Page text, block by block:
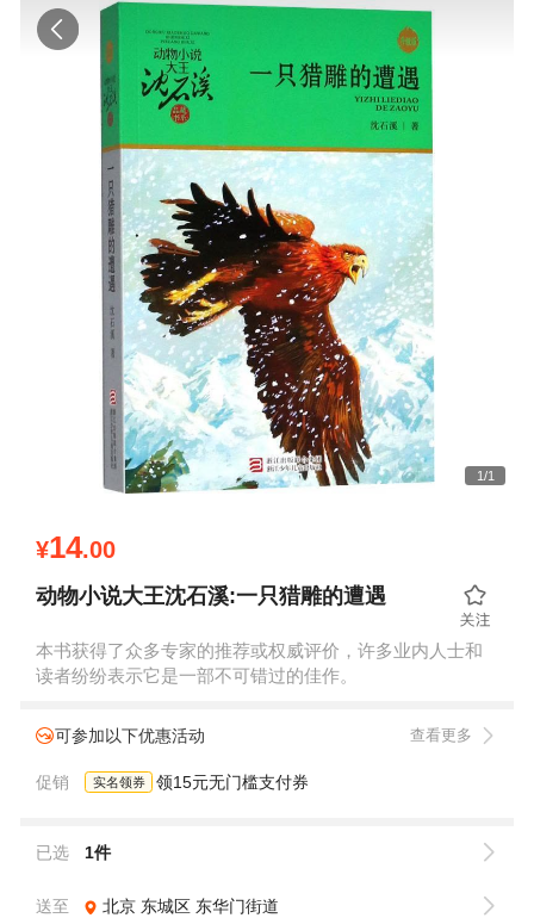
1/1
¥14.00
动物小说大王沈石溪:一只猎雕的遭遇
本书获得了众多专家的推荐或权威评价，许多业内人士和
读者纷纷表示它是一部不可错过的佳作。
可参加以下优惠活动 查看更多
促销 实名领券 领15元无门槛支付券
已选 1件
送至 北京 东城区 东华门街道